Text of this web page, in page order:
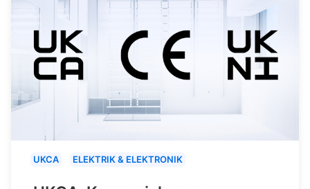
UKCA ELEKTRIK & ELEKTRONIK